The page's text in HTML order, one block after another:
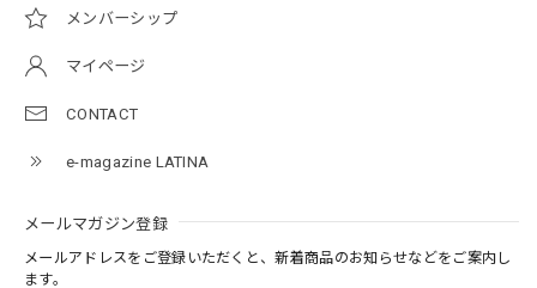
メンバーシップ
マイページ
CONTACT
e-magazine LATINA
メールマガジン登録
メールアドレスをご登録いただくと、新着商品のお知らせなどをご案内し
ます。